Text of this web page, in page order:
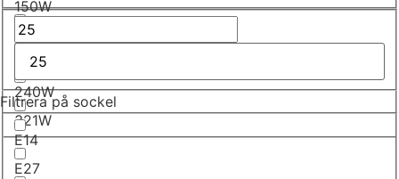
150W
185W
200
240W
321W
Filtrera på sockel
E14
E27